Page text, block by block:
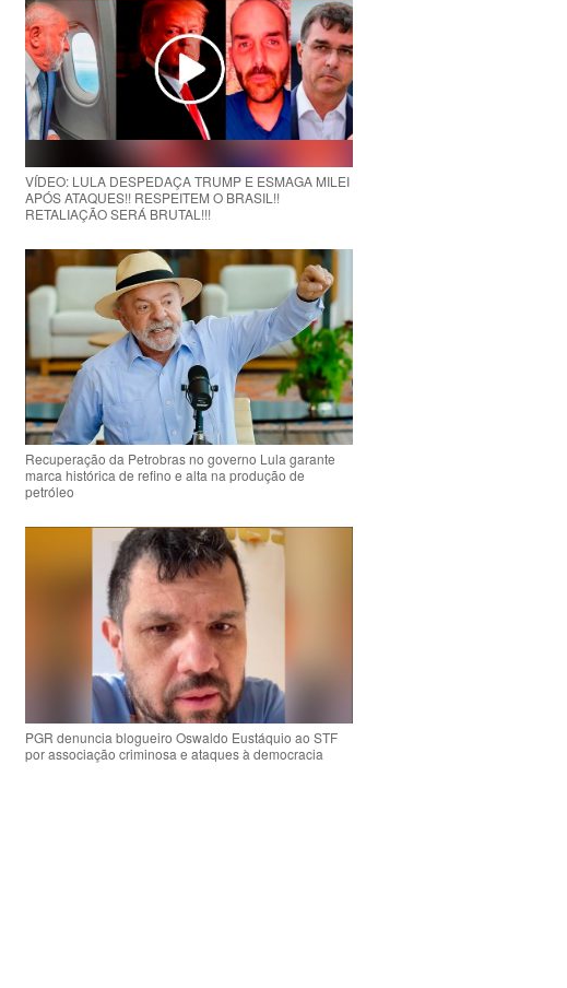
VÍDEO: LULA DESPEDAÇA TRUMP E ESMAGA MILEI
APÓS ATAQUES!! RESPEITEM O BRASIL!!
RETALIAÇÃO SERÁ BRUTAL!!!
Recuperação da Petrobras no governo Lula garante
marca histórica de refino e alta na produção de
petróleo
PGR denuncia blogueiro Oswaldo Eustáquio ao STF
por associação criminosa e ataques à democracia